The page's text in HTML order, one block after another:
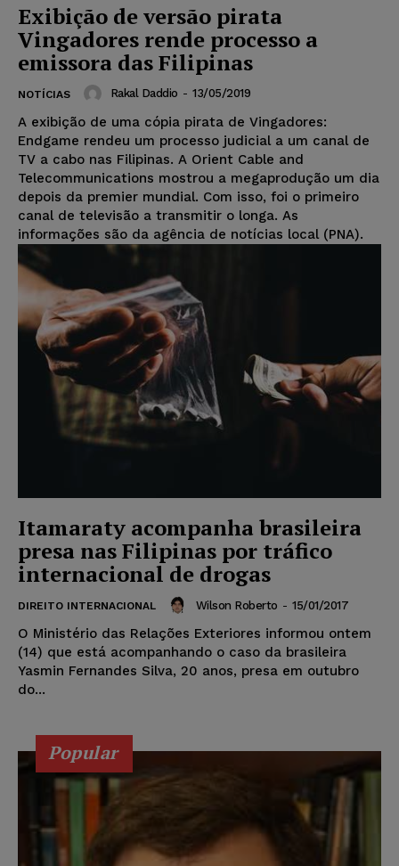
Exibição de versão pirata
Vingadores rende processo a
emissora das Filipinas
NOTÍCIAS Rakal Daddio - 13/05/2019
A exibição de uma cópia pirata de Vingadores:
Endgame rendeu um processo judicial a um canal de
TV a cabo nas Filipinas. A Orient Cable and
Telecommunications mostrou a megaprodução um dia
depois da premier mundial. Com isso, foi o primeiro
canal de televisão a transmitir o longa. As
informações são da agência de notícias local (PNA).
Itamaraty acompanha brasileira
presa nas Filipinas por tráfico
internacional de drogas
DIREITO INTERNACIONAL Wilson Roberto - 15/01/2017
O Ministério das Relações Exteriores informou ontem
(14) que está acompanhando o caso da brasileira
Yasmin Fernandes Silva, 20 anos, presa em outubro
do...
Popular